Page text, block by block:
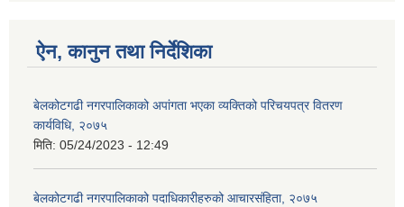
ऐन, कानुन तथा निर्देशिका
बेलकोटगढी नगरपालिकाको अपांगता भएका व्यक्तिको परिचयपत्र वितरण
कार्यविधि, २०७५
मिति: 05/24/2023 - 12:49
बेलकोटगढी नगरपालिकाको पदाधिकारीहरुको आचारसंहिता, २०७५